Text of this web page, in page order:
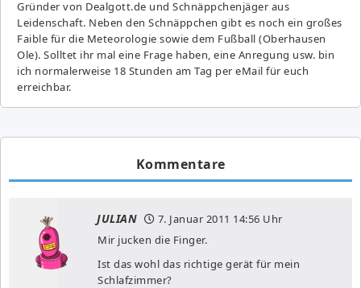
Gründer von Dealgott.de und Schnäppchenjäger aus
Leidenschaft. Neben den Schnäppchen gibt es noch ein großes
Fai­ble für die Meteorologie sowie dem Fußball (Oberhausen
Ole). Solltet ihr mal eine Frage haben, eine Anregung usw. bin
ich normalerweise 18 Stunden am Tag per eMail für euch
erreichbar.
Kommentare
JULIAN 7. Januar 2011 14:56 Uhr
Mir jucken die Finger.
Ist das wohl das richtige gerät für mein
Schlafzimmer?